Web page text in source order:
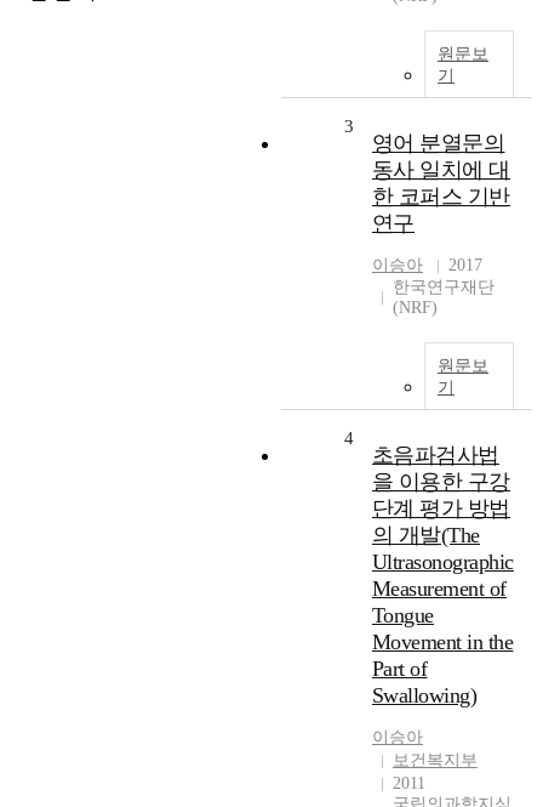
원문보
기
3
영어 분열문의
동사 일치에 대
한 코퍼스 기반
연구
이승아
2017
한국연구재단
(NRF)
원문보
기
4
초음파검사법
을 이용한 구강
단계 평가 방법
의 개발(The
Ultrasonographic
Measurement of
Tongue
Movement in the
Part of
Swallowing)
이승아
보건복지부
2011